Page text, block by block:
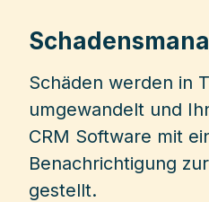
Schäden werden in
umgewandelt und
CRM Software mit
Benachrichtigung
gestellt.